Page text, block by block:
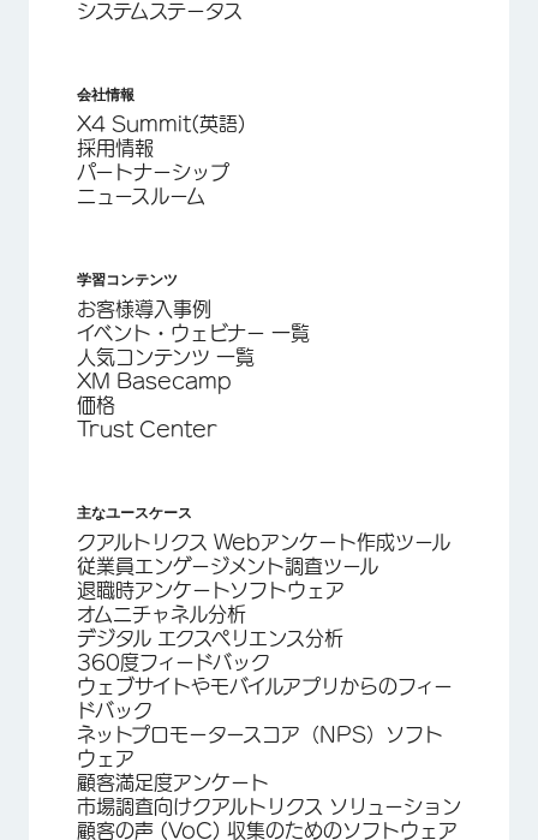
システムステータス
会社情報
X4 Summit(英語)
採用情報
パートナーシップ
ニュースルーム
学習コンテンツ
お客様導入事例
イベント・ウェビナー 一覧
人気コンテンツ 一覧
XM Basecamp
価格
Trust Center
主なユースケース
クアルトリクス Webアンケート作成ツール
従業員エンゲージメント調査ツール
退職時アンケートソフトウェア
オムニチャネル分析
デジタル エクスペリエンス分析
360度フィードバック
ウェブサイトやモバイルアプリからのフィー
ドバック
ネットプロモータースコア（NPS）ソフト
ウェア
顧客満足度アンケート
市場調査向けクアルトリクス ソリューション
顧客の声 (VoC) 収集のためのソフトウェア